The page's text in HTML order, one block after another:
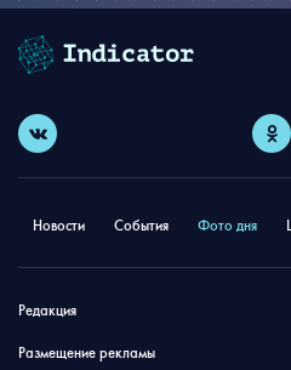
Новости События Фото дня
Редакция
Размещение рекламы